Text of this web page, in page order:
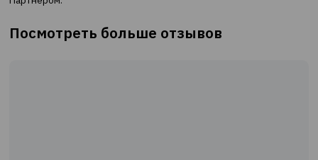
знаем, как качественно укомплектовать страховую
просчитывая и анализируя, какие опции будут
полезны и востребованы в долгосрочной